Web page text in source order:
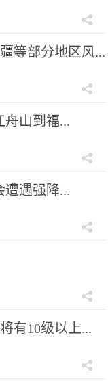
等部分地区风...
舟山到福...
遭遇强降...
有10级以上...